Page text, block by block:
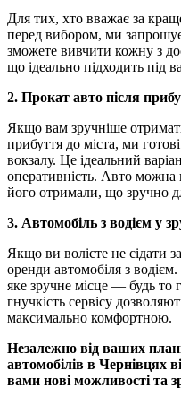
Для тих, хто вважає за
перед вибором, ми
зможете вивчити кожну з
що ідеально підходить під
2. Прокат авто після
Якщо вам зручніше
прибуття до міста, ми
вокзалу. Це ідеальний
оперативність. Авто можна
його отримали, що зручно
3. Автомобіль з водієм у
Якщо ви волієте не сідати
оренди автомобіля з
яке зручне місце — будь то
гнучкість сервісу
максимально комфортною.
Незалежно від ваших
автомобілів в Чернівцях
вами нові можливості та